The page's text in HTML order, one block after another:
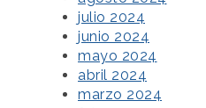
julio 2024
junio 2024
mayo 2024
abril 2024
marzo 2024